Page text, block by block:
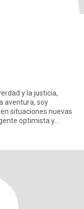
y la justicia,
aventura, soy
situaciones nuevas
optimista y